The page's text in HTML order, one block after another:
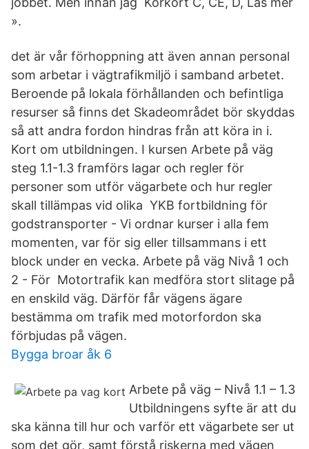
».
det är vår förhoppning att även annan personal
som arbetar i vägtrafikmiljö i samband arbetet.
Beroende på lokala förhållanden och befintliga
resurser så finns det Skadeområdet bör skyddas
så att andra fordon hindras från att köra in i.
Kort om utbildningen. I kursen Arbete på väg
steg 1.1-1.3 framförs lagar och regler för
personer som utför vägarbete och hur regler
skall tillämpas vid olika YKB fortbildning för
godstransporter - Vi ordnar kurser i alla fem
momenten, var för sig eller tillsammans i ett
block under en vecka. Arbete på väg Nivå 1 och
2 - För Motortrafik kan medföra stort slitage på
en enskild väg. Därför får vägens ägare
bestämma om trafik med motorfordon ska
förbjudas på vägen.
Bygga broar åk 6
Arbete på väg – Nivå 1.1 – 1.3
Utbildningens syfte är att du
ska känna till hur och varför ett vägarbete ser ut
som det gör, samt förstå riskerna med vägen